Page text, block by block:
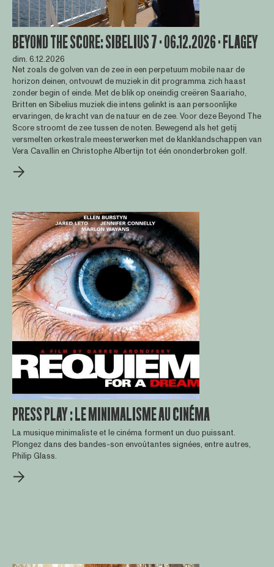
BEYOND THE SCORE: SIBELIUS 7 · 06.12.2026 · FLAGEY
dim. 6.12.2026
Net zoals de golven van de zee in een perpetuum mobile naar de
horizon deinen, ontvouwt de muziek in dit programma zich haast
zonder begin of einde. Met de blik op oneindig creëren Saariaho,
Britten en Sibelius muziek die intens gelinkt is aan persoonlijke
ervaringen, de kracht van de natuur en de zee. Voor deze Beyond The
Score stroomt de zee tussen de noten. Bewegend als het getij
versmelten orkestrale meesterwerken met de klanklandschappen van
Vera Cavallin en Christophe Albertijn tot één ononderbroken golf.
PRESS PLAY : LE MINIMALISME AU CINÉMA
La musique minimaliste et le cinéma forment un duo puissant.
Plongez dans des bandes-son envoûtantes signées, entre autres,
Philip Glass.